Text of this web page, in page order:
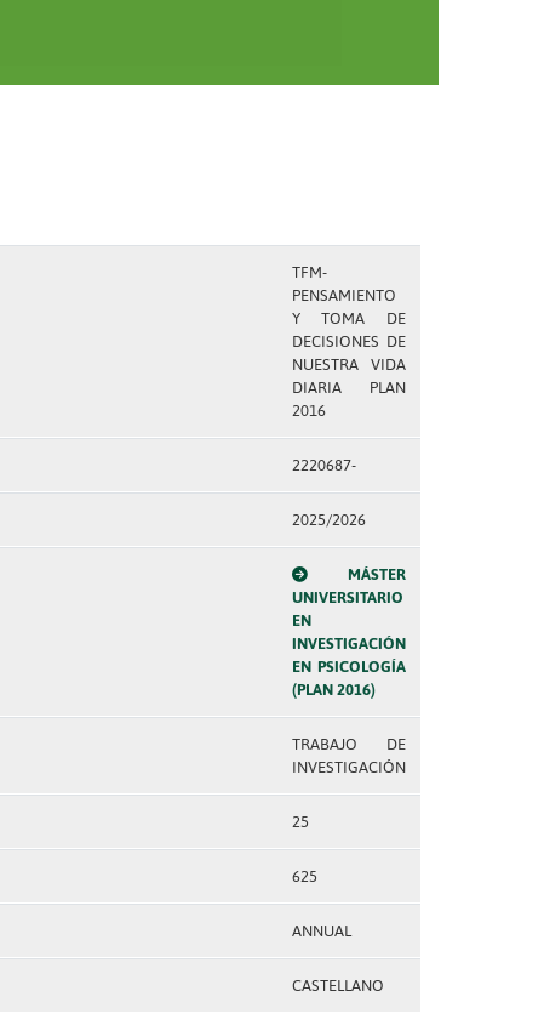
TFM-
PENSAMIENTO
Y TOMA DE
DECISIONES DE
NUESTRA VIDA
DIARIA PLAN
2016
2220687-
2025/2026
MÁSTER
UNIVERSITARIO
EN
INVESTIGACIÓN
EN PSICOLOGÍA
(PLAN 2016)
TRABAJO DE
INVESTIGACIÓN
25
625
ANNUAL
CASTELLANO